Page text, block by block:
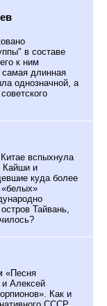
в составе
к ним
длинная
однозначной, а
вспыхнула
Кайши и
куда более
Тайвань,
«Песня
Алексей
Как и